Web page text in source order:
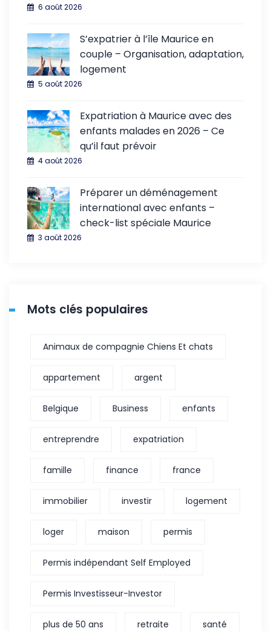
6 août 2026
S’expatrier à l’île Maurice en
couple – Organisation, adaptation,
logement
5 août 2026
Expatriation à Maurice avec des
enfants malades en 2026 – Ce
qu’il faut prévoir
4 août 2026
Préparer un déménagement
international avec enfants –
check-list spéciale Maurice
3 août 2026
Mots clés populaires
Animaux de compagnie Chiens Et chats
appartement argent
Belgique Business enfants
entreprendre expatriation
famille finance france
immobilier investir logement
loger maison permis
Permis indépendant Self Employed
Permis Investisseur-Investor
plus de 50 ans retraite santé